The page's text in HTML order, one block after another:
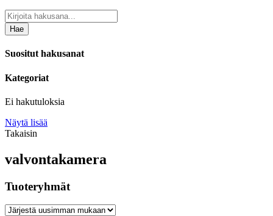
Hae
Suositut hakusanat
Kategoriat
Ei hakutuloksia
Näytä lisää
Takaisin
valvontakamera
Tuoteryhmät